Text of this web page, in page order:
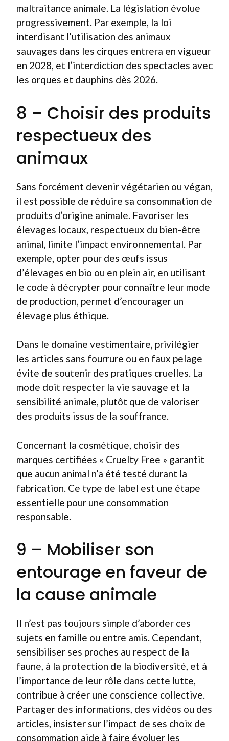
maltraitance animale. La législation évolue
progressivement. Par exemple, la loi
interdisant l’utilisation des animaux
sauvages dans les cirques entrera en vigueur
en 2028, et l’interdiction des spectacles avec
les orques et dauphins dès 2026.
8 – Choisir des produits
respectueux des
animaux
Sans forcément devenir végétarien ou végan,
il est possible de réduire sa consommation de
produits d’origine animale. Favoriser les
élevages locaux, respectueux du bien-être
animal, limite l’impact environnemental. Par
exemple, opter pour des œufs issus
d’élevages en bio ou en plein air, en utilisant
le code à décrypter pour connaître leur mode
de production, permet d’encourager un
élevage plus éthique.
Dans le domaine vestimentaire, privilégier
les articles sans fourrure ou en faux pelage
évite de soutenir des pratiques cruelles. La
mode doit respecter la vie sauvage et la
sensibilité animale, plutôt que de valoriser
des produits issus de la souffrance.
Concernant la cosmétique, choisir des
marques certifiées « Cruelty Free » garantit
que aucun animal n’a été testé durant la
fabrication. Ce type de label est une étape
essentielle pour une consommation
responsable.
9 – Mobiliser son
entourage en faveur de
la cause animale
Il n’est pas toujours simple d’aborder ces
sujets en famille ou entre amis. Cependant,
sensibiliser ses proches au respect de la
faune, à la protection de la biodiversité, et à
l’importance de leur rôle dans cette lutte,
contribue à créer une conscience collective.
Partager des informations, des vidéos ou des
articles, insister sur l’impact de ses choix de
consommation aide à faire évoluer les